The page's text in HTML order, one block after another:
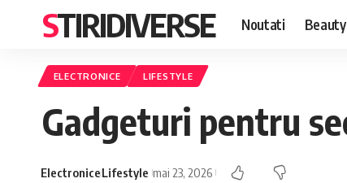
STIRIDIVERSE Noutati Beauty
ELECTRONICE LIFESTYLE
Gadgeturi pentru
ElectroniceLifestyle mai 23, 2026